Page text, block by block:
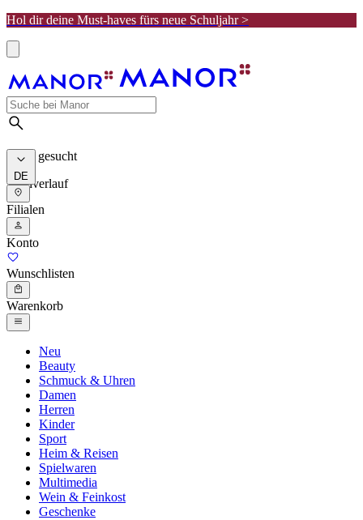
Hol dir deine Must-haves fürs neue Schuljahr >
Meist gesucht
Suchverlauf
DE
Filialen
Konto
Wunschlisten
Warenkorb
Neu
Beauty
Schmuck & Uhren
Damen
Herren
Kinder
Sport
Heim & Reisen
Spielwaren
Multimedia
Wein & Feinkost
Geschenke